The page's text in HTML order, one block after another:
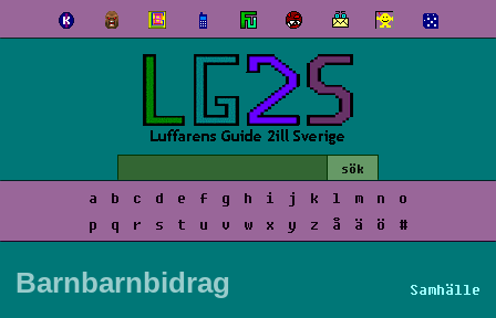
a b c d e f g h i j k l m n
o
p
q r s t u v w x y z å ä ö #
Samhälle
Barnbarnbidrag